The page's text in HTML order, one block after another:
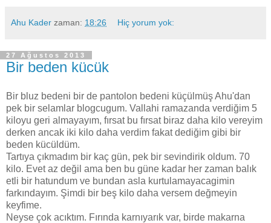
Ahu Kader zaman: 18:26 Hiç yorum yok:
27 Ağustos 2013
Bir beden kücük
Bir bluz bedeni bir de pantolon bedeni küçülmüş Ahu'dan
pek bir selamlar blogcugum. Vallahi ramazanda verdiğim 5
kiloyu geri almayayım, fırsat bu fırsat biraz daha kilo vereyim
derken ancak iki kilo daha verdim fakat dediğim gibi bir
beden kücüldüm.
Tartıya çıkmadım bir kaç gün, pek bir sevindirik oldum. 70
kilo. Evet az değil ama ben bu güne kadar her zaman balık
etli bir hatundum ve bundan asla kurtulamayacagimin
farkındayım. Şimdi bir beş kilo daha versem değmeyin
keyfime.
Neyse çok acıktım. Fırında karnıyarık var, birde makarna